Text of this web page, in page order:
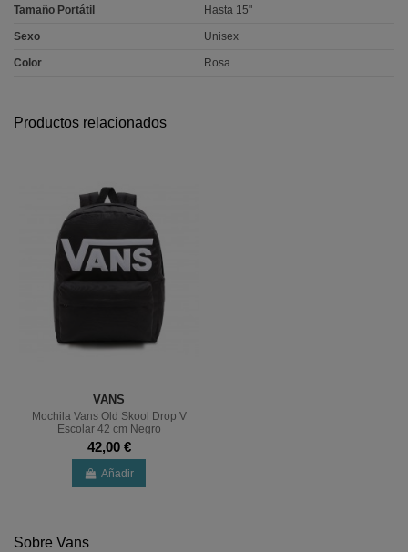
Tamaño Portátil Hasta 15"
Sexo Unisex
Color Rosa
Productos relacionados
VANS
Mochila Vans Old Skool Drop V
Escolar 42 cm Negro
42,00 €
Añadir
Sobre Vans